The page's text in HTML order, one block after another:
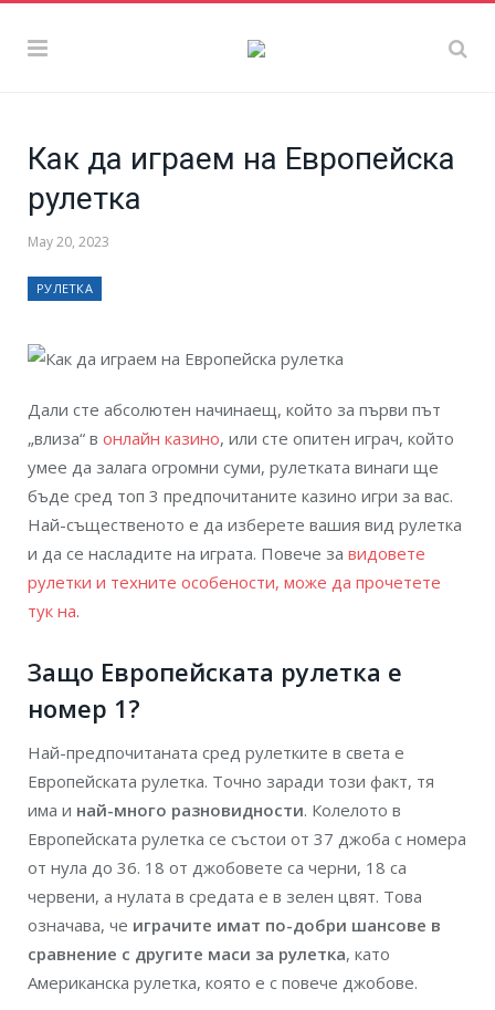
Как да играем на Европейска
рулетка
May 20, 2023
РУЛЕТКА
Дали сте абсолютен начинаещ, който за първи път
„влиза“ в онлайн казино, или сте опитен играч, който
умее да залага огромни суми, рулетката винаги ще
бъде сред топ 3 предпочитаните казино игри за вас.
Най-същественото е да изберете вашия вид рулетка
и да се насладите на играта. Повече за видовете
рулетки и техните особености, може да прочетете
тук на.
Защо Европейската рулетка е
номер 1?
Най-предпочитаната сред рулетките в света е
Европейската рулетка. Точно заради този факт, тя
има и най-много разновидности. Колелото в
Европейската рулетка се състои от 37 джоба с номера
от нула до 36. 18 от джобовете са черни, 18 са
червени, а нулата в средата е в зелен цвят. Това
означава, че играчите имат по-добри шансове в
сравнение с другите маси за рулетка, като
Американска рулетка, която е с повече джобове.